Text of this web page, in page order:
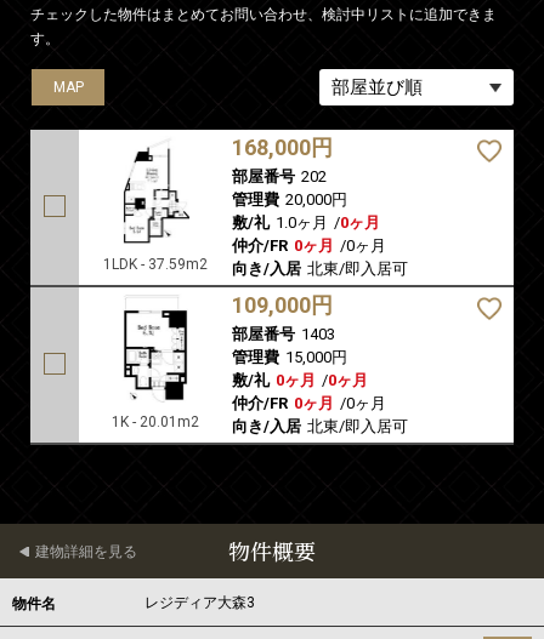
チェックした物件はまとめてお問い合わせ、検討中リストに追加できま
す。
MAP
1LDK - 37.59m2
168,000円
部屋番号 202
管理費 20,000円
敷/礼 1.0ヶ月 /0ヶ月
仲介/FR 0ヶ月 /0ヶ月
向き/入居 北東/即入居可
MAP
1K - 20.01m2
109,000円
部屋番号 1403
管理費 15,000円
敷/礼 0ヶ月 /0ヶ月
仲介/FR 0ヶ月 /0ヶ月
向き/入居 北東/即入居可
物件概要
建物詳細を見る
物件名 レジディア大森3